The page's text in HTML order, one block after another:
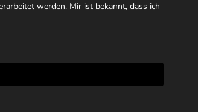
werden. Mir ist bekannt, dass ich